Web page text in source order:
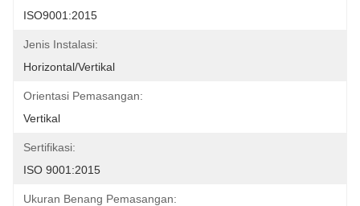
ISO9001:2015
Jenis Instalasi:
Horizontal/Vertikal
Orientasi Pemasangan:
Vertikal
Sertifikasi:
ISO 9001:2015
Ukuran Benang Pemasangan: